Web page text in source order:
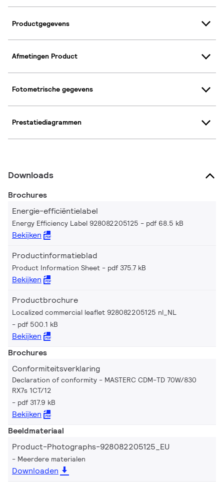
Productgegevens
Afmetingen Product
Fotometrische gegevens
Prestatiediagrammen
Downloads
Brochures
Energie-efficiëntielabel
Energy Efficiency Label 928082205125 pdf 68.5 kB
Bekijken
Productinformatieblad
Product Information Sheet pdf 375.7 kB
Bekijken
Productbrochure
Localized commercial leaflet 928082205125 nl_NL
pdf 500.1 kB
Bekijken
Brochures
Conformiteitsverklaring
Declaration of conformity - MASTERC CDM-TD 70W/830
RX7s 1CT/12
pdf 317.9 kB
Bekijken
Beeldmateriaal
Product-Photographs-928082205125_EU
Meerdere materialen
Downloaden